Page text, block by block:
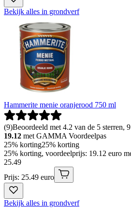
Bekijk alles in grondverf
Hammerite menie oranjerood 750 ml
(9)Beoordeeld met 4.2 van de 5 sterren,
19.12 met GAMMA Voordeelpas
25% korting25% korting
25% korting, voordeelprijs: 19.12 euro
25.49
Prijs: 25.49 euro
Bekijk alles in grondverf